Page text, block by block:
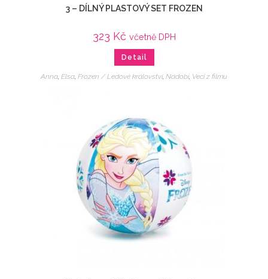
3 – DÍLNÝ PLASTOVÝ SET FROZEN
323 Kč včetně DPH
Detail
Anna, Elsa, Frozen / Ledové království, Nádobí, Veci z filmu